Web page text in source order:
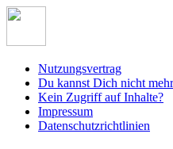
Nutzungsvertrag
Du kannst Dich nicht
Kein Zugriff auf Inhalte?
Impressum
Datenschutzrichtlinien